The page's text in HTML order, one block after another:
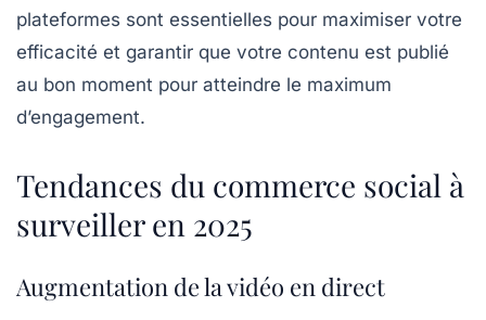
plateformes sont essentielles pour maximiser votre
efficacité et garantir que votre contenu est publié
au bon moment pour atteindre le maximum
d’engagement.
Tendances du commerce social à
surveiller en 2025
Augmentation de la vidéo en direct